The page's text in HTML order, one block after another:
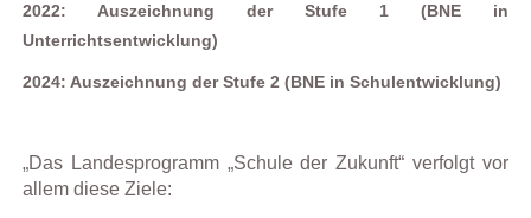
2022: Auszeichnung der Stufe 1 (BNE in
Unterrichtsentwicklung)
2024: Auszeichnung der Stufe 2 (BNE in Schulentwicklung)
„Das Landesprogramm „Schule der Zukunft“ verfolgt vor
allem diese Ziele: